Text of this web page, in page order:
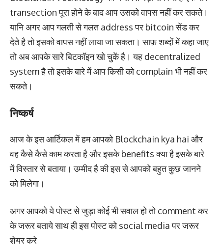
transection पूरा होने के बाद आप उसको वापस नहीं कर सकते।
यानि अगर आप गलती से गलत address पर bitcoin सेंड कर
देते है तो इसको वापस नहीं लाया जा सकता। साफ़ शब्दों में कहा जाए
तो अब आपके सारे बिटकॉइन खो चुकें है। यह decentralized
system है तो इसके बारे में आप किसी को complain भी नहीं कर
सकते।
निष्कर्ष
आज के इस आर्टिकल में हम आपको Blockchain kya hai और
वह कैसे कैसे काम करता है और इसके benefits क्या है इसके बारे
में विस्तार से बताया। उम्मीद है की इस से आपको बहुत कुछ जानने
को मिलेगा।
अगर आपको ये पोस्ट से जुड़ा कोई भी सवाल हो तो comment कर
के जरूर बताये साथ ही इस पोस्ट को social media पर जरूर
शेयर करे